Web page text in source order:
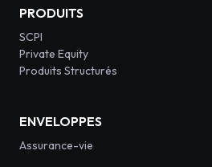
PRODUITS
SCPI
Private Equity
Produits Structurés
ENVELOPPES
Assurance-vie